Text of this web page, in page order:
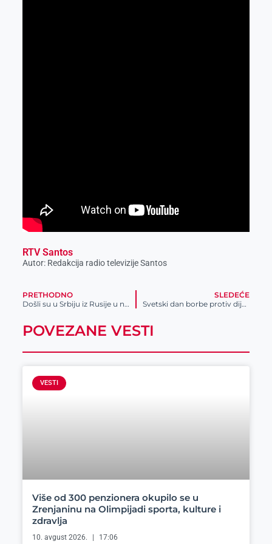
RTV Santos
Autor: Redakcija radio televizije Santos
PRETHODNO
Došli su u Srbiju iz Rusije u nadi da će bolje živeti
SLEDEĆE
Svetski dan borbe protiv dijabetesa
POVEZANE VESTI
VESTI
Više od 300 penzionera okupilo se u
Zrenjaninu na Olimpijadi sporta, kulture i
zdravlja
10. avgust 2026. 17:06